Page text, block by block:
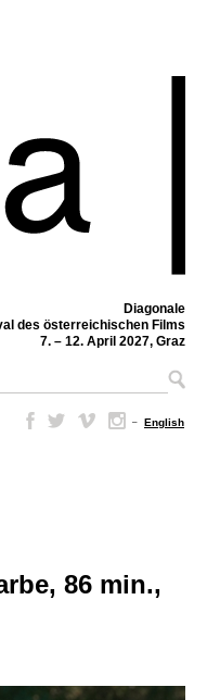
Diagonale
des österreichischen Films
7. – 12. April 2027, Graz
– English
86 min.,